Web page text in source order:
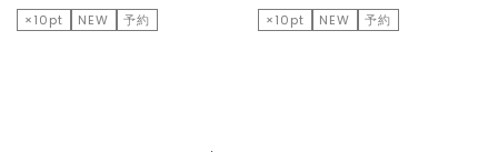
×10pt NEW 予約 ×10pt NEW 予約